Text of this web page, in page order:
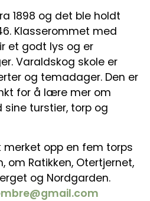
1898 og det ble holdt
Klasserommet med
et godt lys og er
Varaldskog skole er
og temadager. Den er
for å lære mer om
turstier, torp og
merket opp en fem torps
om Ratikken, Otertjernet,
og Nordgarden.